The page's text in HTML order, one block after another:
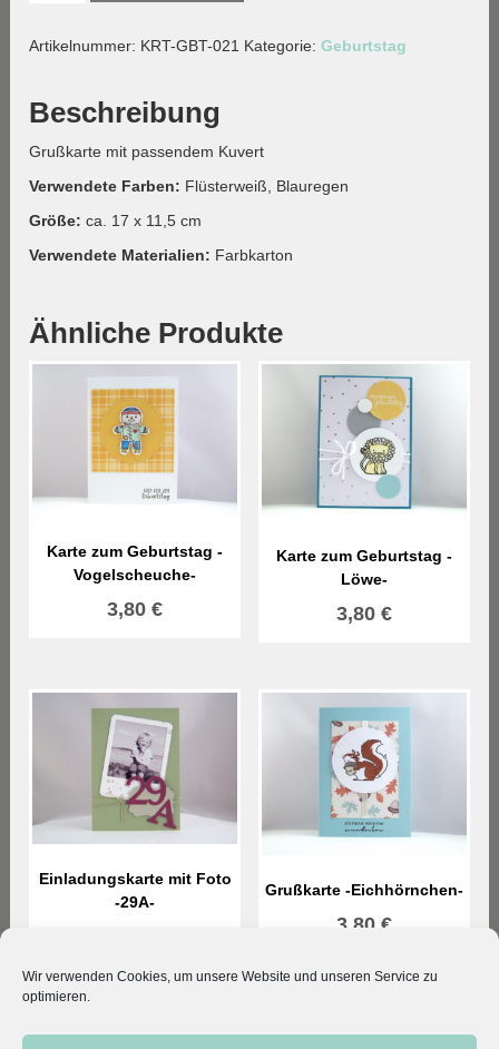
Wir verwenden Cookies, um unsere Website und unseren Service zu
optimieren.
Menge
Artikelnummer: KRT-GBT-021 Kategorie:Geburtstag
Beschreibung
Grußkarte mit passendem Kuvert
Verwendete Farben: Flüsterweiß, Blauregen
Größe: ca. 17 x 11,5 cm
Verwendete Materialien: Farbkarton
Ähnliche Produkte
Karte zum Geburtstag -
Vogelscheuche-
3,80€
Karte zum Geburtstag -
Löwe-
3,80 €
Einladungskarte mit Foto
-29A-
Grußkarte -Eichhörnchen-
3,80 €
© 2026 Kleodesigns. All rights reserved.